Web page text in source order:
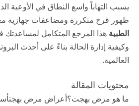
يسبب التهاباً واسع النطاق في الأوعية
ظهور قرح متكررة ومضاعفات جهازية
الطبية هذا المرجع المتكامل لمساعدتك
وكيفية إدارة الحالة بناءً على أحدث
العالمية.
محتويات المقالة
ما هو مرض بهجت؟أعراض مرض بهجت